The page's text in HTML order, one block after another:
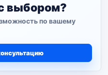
выбором?
по вашему